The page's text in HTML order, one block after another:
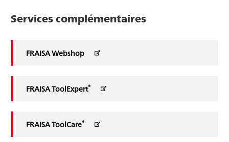
Services complémentaires
FRAISA Webshop
FRAISA ToolExpert®
FRAISA ToolCare®